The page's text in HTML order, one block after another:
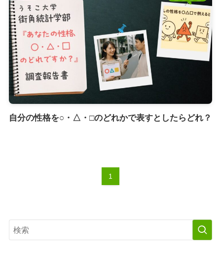
自分の性格を○・△・□のどれかで表すとしたらどれ？
1